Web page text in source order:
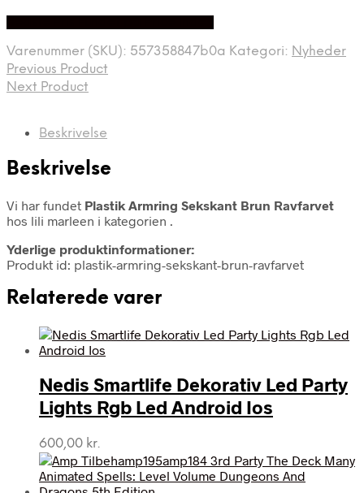
Varenummer (SKU): 557358847b0a Kategori: Nyheder
Previous Product
Next Product
Beskrivelse
Beskrivelse
Vi har fundet Plastik Armring Sekskant Brun Ravfarvet
hos lili marleen i kategorien .
Yderlige produktinformationer:
Produkt id: plastik-armring-sekskant-brun-ravfarvet
Relaterede varer
Nedis Smartlife Dekorativ Led Party
Lights Rgb Led Android Ios
600,00 kr.